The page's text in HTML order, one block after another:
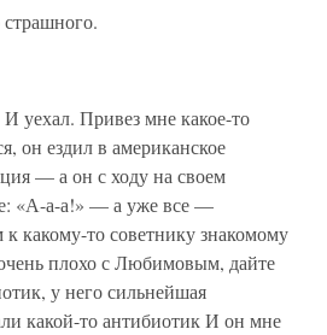
уехал. Привез мне какое-то
он ездил в американское
— а он с ходу на своем
«А-а-а!» — а уже все —
какому-то советнику знакомому
плохо с Любимовым, дайте
у него сильнейшая
какой-то антибиотик И он мне